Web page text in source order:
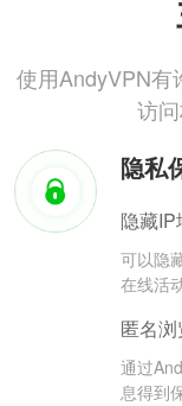
使用AndyVPN有
访
隐私
隐藏IP
可以隐
在线活
匿名
通过
息得到